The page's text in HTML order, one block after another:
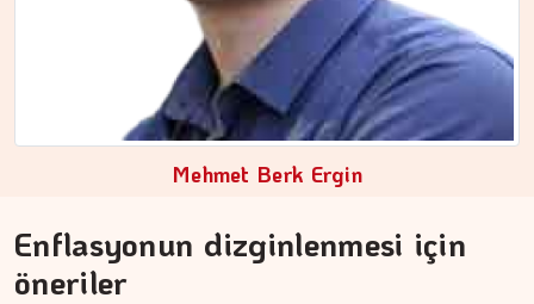
Mehmet Berk Ergin
Enflasyonun dizginlenmesi için
öneriler